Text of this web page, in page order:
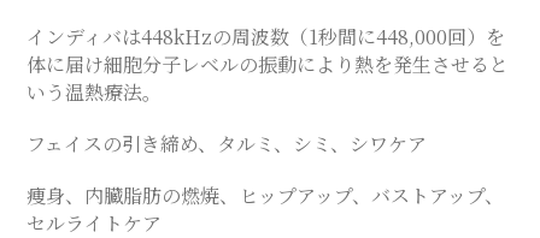
インディバは448kHzの周波数（1秒間に448,000回）を
体に届け細胞分子レベルの振動により熱を発生させると
いう温熱療法。
フェイスの引き締め、タルミ、シミ、シワケア
痩身、内臓脂肪の燃焼、ヒップアップ、バストアップ、
セルライトケア